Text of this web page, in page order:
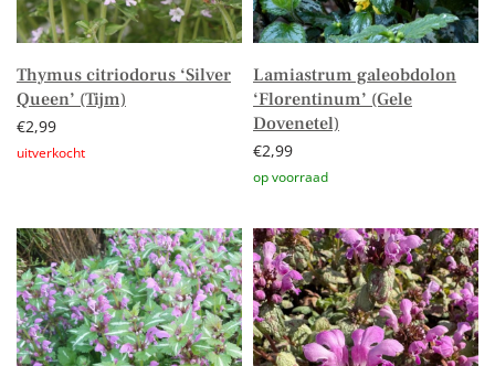
Thymus citriodorus ‘Silver
Queen’ (Tijm)
€2,99
Lamiastrum galeobdolon
‘Florentinum’ (Gele
Dovenetel)
€2,99